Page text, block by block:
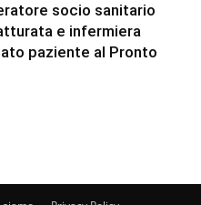
socio sanitario
e infermiera
paziente al Pronto